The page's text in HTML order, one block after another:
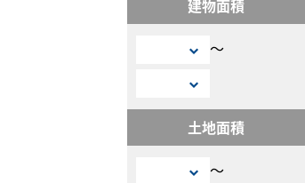
建物面積
〜
土地面積
〜